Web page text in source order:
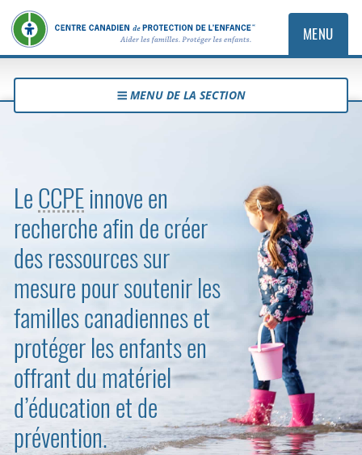
MENU
MENU DE LA SECTION
LeCCPEinnove en
recherche afin de créer
des ressources sur
mesure pour soutenir les
familles canadiennes et
protéger les enfants en
offrant du matériel
d’éducation et de
prévention.